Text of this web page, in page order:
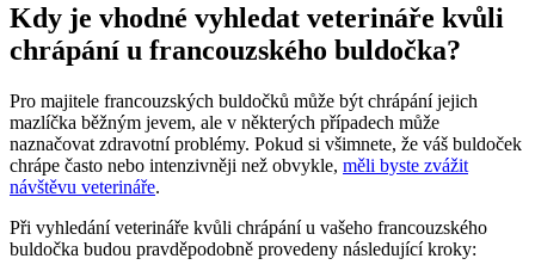
Kdy je vhodné vyhledat veterináře kvůli
chrápání u francouzského buldočka?
Pro majitele francouzských buldočků může být chrápání jejich
mazlíčka běžným jevem, ale v některých případech může
naznačovat zdravotní problémy. Pokud si všimnete, že váš buldoček
chrápe často nebo intenzivněji než obvykle, měli byste zvážit
návštěvu veterináře.
Při vyhledání veterináře kvůli chrápání u vašeho francouzského
buldočka budou pravděpodobně provedeny následující kroky: